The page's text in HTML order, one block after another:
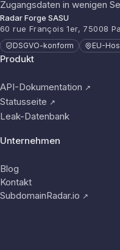
Zugangsdaten in wenigen
Radar Forge SASU
60 rue François 1er, 75008
DSGVO-konform EU-
Produkt
API-Dokumentation ↗
Statusseite ↗
Leak-Datenbank
Unternehmen
Blog
Kontakt
SubdomainRadar.io ↗